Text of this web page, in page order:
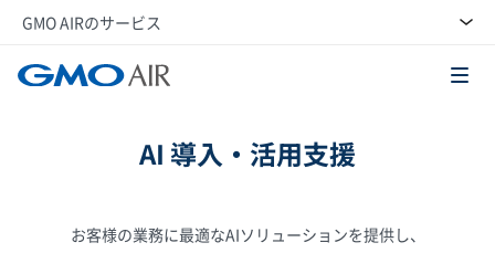
GMO AIRのサービス
GMO AI＆ロボティクス商事株式会社
AI 導入・活用支援
お客様の業務に最適なAIソリューションを提供し、
スタートアップ支援＆エコシステム